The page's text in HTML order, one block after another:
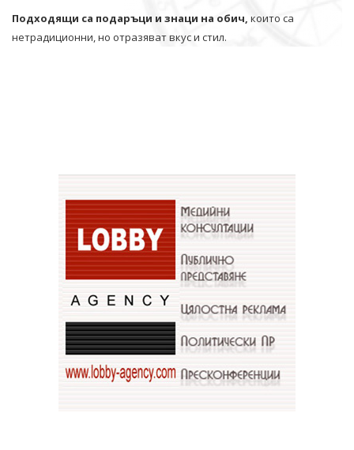
Подходящи са подаръци и знаци на обич, които са
нетрадиционни, но отразяват вкус и стил.